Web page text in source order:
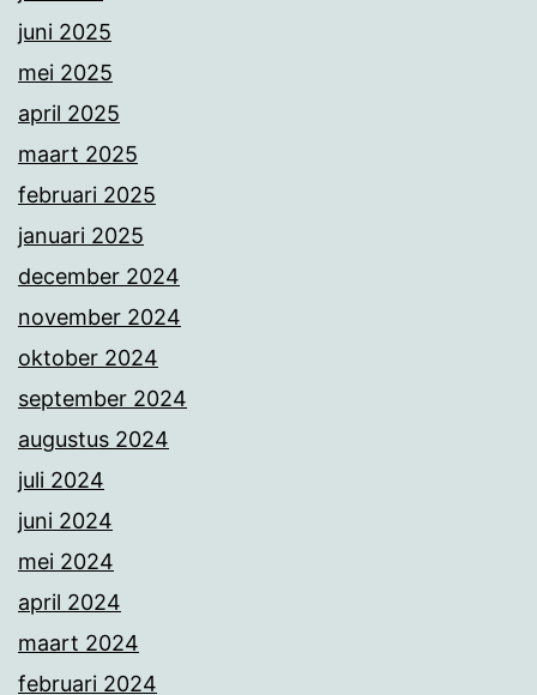
juni 2025
mei 2025
april 2025
maart 2025
februari 2025
januari 2025
december 2024
november 2024
oktober 2024
september 2024
augustus 2024
juli 2024
juni 2024
mei 2024
april 2024
maart 2024
februari 2024